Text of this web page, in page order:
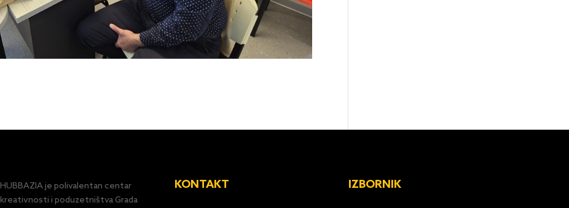
HUBBAZIA je polivalentan centar
kreativnosti i poduzetništva Grada
KONTAKT IZBORNIK